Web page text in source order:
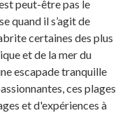
peut-être pas le
quand il s’agit de
certaines des plus
et de la mer du
escapade tranquille
ces plages
et d'expériences à